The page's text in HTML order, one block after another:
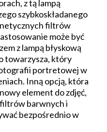
z tą lampą
szybkoskładanego
filtrów
może być
z lampą błyskową
towarzysza, który
portretowej w
Inną opcją, która
element do zdjęć,
barwnych i
bezpośrednio w